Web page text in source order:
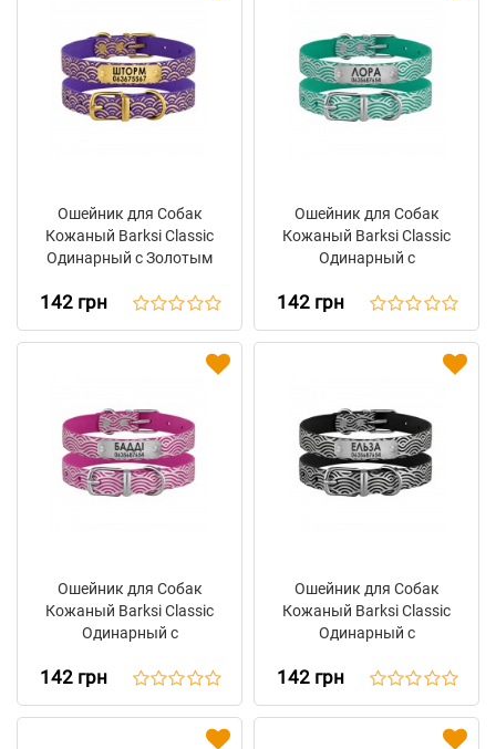
Ошейник для Собак
Кожаный Barksi Classic
Одинарный с Золотым
Фиолетовый
142 грн
Ошейник для Собак
Кожаный Barksi Classic
Одинарный с
Волна Бирюзовый
142 грн
Ошейник для Собак
Кожаный Barksi Classic
Одинарный с
Волна Розовый
142 грн
Ошейник для Собак
Кожаный Barksi Classic
Одинарный с
Волна Черный
142 грн